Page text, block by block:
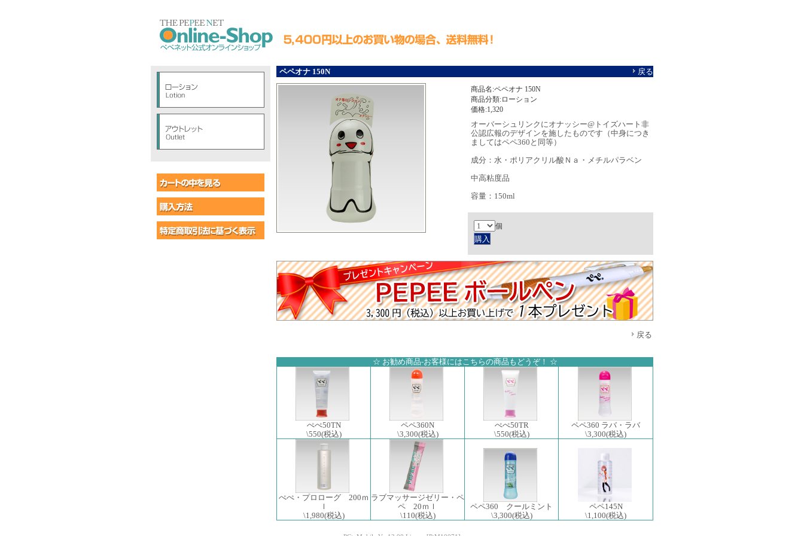
ペペオナ 150N 戻る
商品名:ペペオナ 150N
商品分類:ローション
価格:1,320
オーバーシュリンクにオナッシー@トイズハート非
公認広報のデザインを施したものです（中身につき
ましてはペペ360と同等）
成分：水・ポリアクリル酸Ｎａ・メチルパラベン
中高粘度品
容量：150ml
個
戻る
☆ お勧め商品-お客様にはこちらの商品もどうぞ！ ☆
ぺぺ50TN
\550(税込)
ペペ360N
\3,300(税込)
ぺぺ50TR
\550(税込)
ペペ360 ラバ・ラバ
\3,300(税込)
ぺぺ・プロローグ 200ｍ
ｌ
\1,980(税込)
ラブマッサージゼリー・ペ
ペ 20ｍｌ
\110(税込)
ペペ360 クールミント
\3,300(税込)
ペペ145N
\1,100(税込)